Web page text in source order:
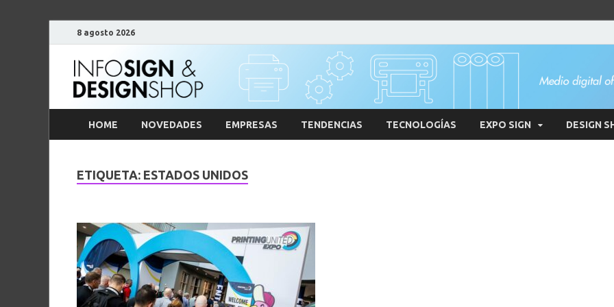
8 agosto 2026
HOME NOVEDADES EMPRESAS TENDENCIAS TECNOLOGÍAS EXPO SIGN DESIGN
ETIQUETA: ESTADOS UNIDOS